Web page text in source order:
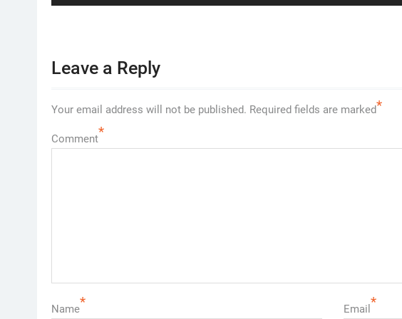
post:
Leave a Reply
Your email address will not be published. Required fields are marked*
Comment*
Name* Email *